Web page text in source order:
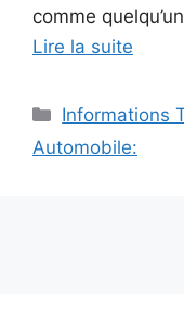
comme
Lire la suite
Catégories
Informations
Automobile: